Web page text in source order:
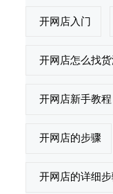
开网店入门
开网店怎么找
开网店新手教程
开网店的步骤
开网店的详细